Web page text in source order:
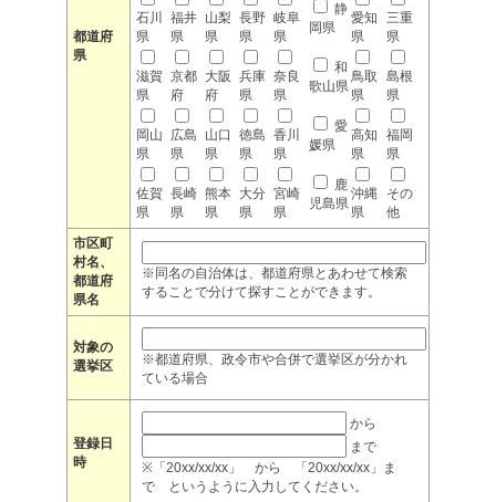
都道府
県
石川
県
福井
県
山梨
県
長野
県
岐阜
県
静
岡県
愛知
県
三重
県
滋賀
県
京都
府
大阪
府
兵庫
県
奈良
県
和
歌山県
鳥取
県
島根
県
岡山
県
広島
県
山口
県
徳島
県
香川
県
愛
媛県
高知
県
福岡
県
佐賀
県
長崎
県
熊本
県
大分
県
宮崎
県
鹿
児島県
沖縄
県
その
他
市区町
村名、
都道府
県名
※同名の自治体は、都道府県とあわせて検索
することで分けて探すことができます。
対象の
選挙区
※都道府県、政令市や合併で選挙区が分かれ
ている場合
登録日
時
から
まで
※「20xx/xx/xx」 から 「20xx/xx/xx」ま
で というように入力してください。